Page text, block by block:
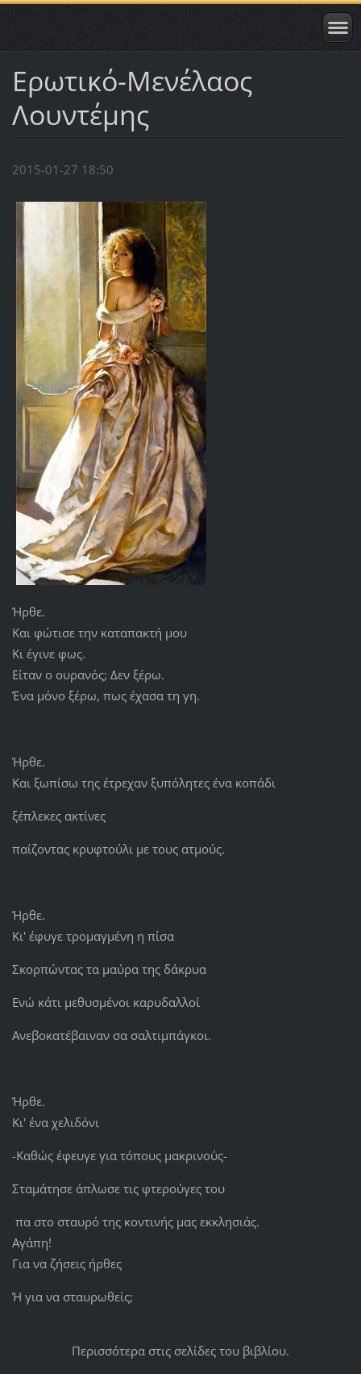
Ερωτικό-Μενέλαος
Λουντέμης
2015-01-27 18:50
Ήρθε.
Και φώτισε την καταπακτή μου
Κι έγινε φως.
Είταν ο ουρανός; Δεν ξέρω.
Ένα μόνο ξέρω, πως έχασα τη γη.
Ήρθε.
Και ξωπίσω της έτρεχαν ξυπόλητες ένα κοπάδι
ξέπλεκες ακτίνες
παίζοντας κρυφτούλι με τους ατμούς.
Ήρθε.
Κι' έφυγε τρομαγμένη η πίσα
Σκορπώντας τα μαύρα της δάκρυα
Ενώ κάτι μεθυσμένοι καρυδαλλοί
Ανεβοκατέβαιναν σα σαλτιμπάγκοι.
Ήρθε.
Κι' ένα χελιδόνι
-Καθώς έφευγε για τόπους μακρινούς-
Σταμάτησε άπλωσε τις φτερούγες του
πα στο σταυρό της κοντινής μας εκκλησιάς.
Αγάπη!
Για να ζήσεις ήρθες
Ή για να σταυρωθείς;
Περισσότερα στις σελίδες του βιβλίου.